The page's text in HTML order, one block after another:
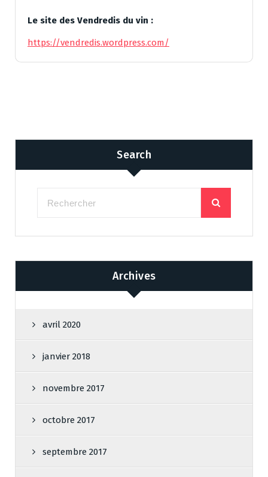
Le site des Vendredis du vin :
https://vendredis.wordpress.com/
Search
Archives
avril 2020
janvier 2018
novembre 2017
octobre 2017
septembre 2017